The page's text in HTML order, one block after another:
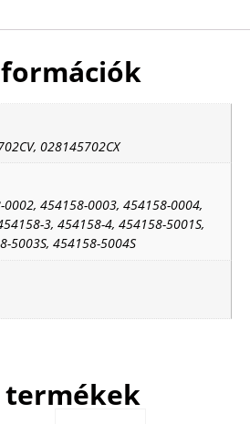
028145702CX
454158-0003, 454158-0004,
3, 454158-4, 454158-5001S,
5003S, 454158-5004S
termékek